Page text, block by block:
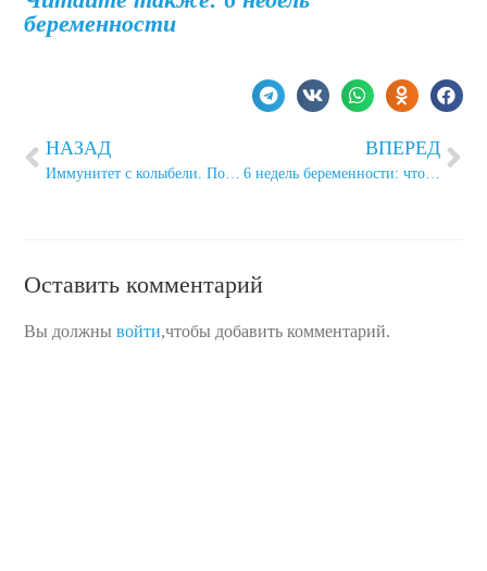
беременности
НАЗАД ВПЕРЕД
6 недель беременности: что происходит
Оставить комментарий
Вы должнывойти,чтобы добавить комментарий.